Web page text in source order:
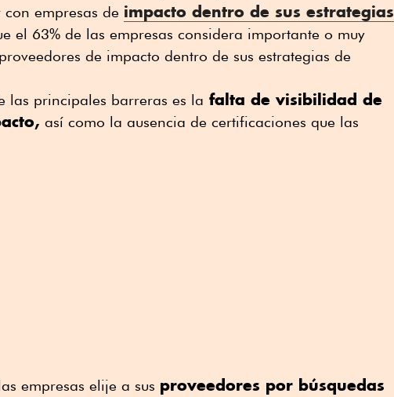
empresas de impacto dentro de sus estrategias
el 63% de las empresas considera importante o muy
de impacto dentro de sus estrategias de
las principales barreras es la falta de visibilidad de
así como la ausencia de certificaciones que las
empresas elije a sus proveedores por búsquedas